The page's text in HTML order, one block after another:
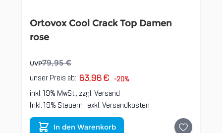
Ortovox Cool Crack Top Damen
rose
UVP79,95 €
unser Preis ab: 63,96 € -20%
inkl. 19% MwSt., zzgl.Versand
Inkl. 19% Steuern , exkl.Versandkosten
In den Warenkorb